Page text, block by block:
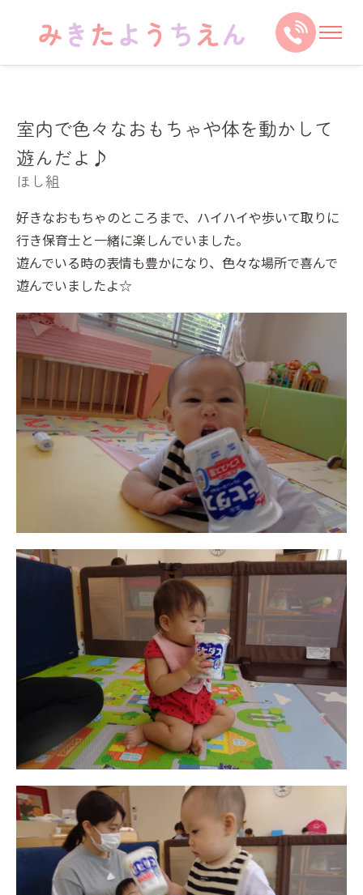
室内で色々なおもちゃや体を動かして
遊んだよ♪
ほし組
好きなおもちゃのところまで、ハイハイや歩いて取りに
行き保育士と一緒に楽しんでいました。
遊んでいる時の表情も豊かになり、色々な場所で喜んで
遊んでいましたよ☆